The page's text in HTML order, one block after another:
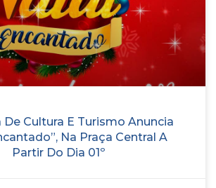
De Cultura E Turismo Anuncia
Na Praça Central A
Partir Do Dia 01º